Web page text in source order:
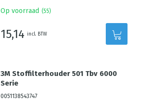
Op voorraad (55)
15,14 incl. BTW
3M Stoffilterhouder 501 Tbv 6000
Serie
0051138543747